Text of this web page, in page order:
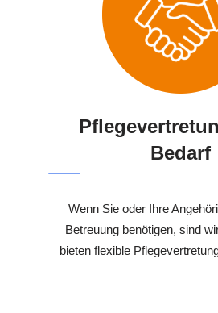
Bedarf
Wenn Sie oder Ihre
Betreuung benötigen, sind
bieten flexible